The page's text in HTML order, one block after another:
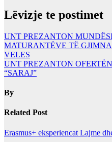
Lëvizje te postimet
UNT PREZANTON
MATURANTËVE TË
VELES
UNT PREZANTON
“SARAJ”
By
Related Post
Erasmus+ eksperiencat Lajme